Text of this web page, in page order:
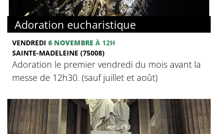
Adoration eucharistique
VENDREDI 6 NOVEMBRE À 12H
SAINTE-MADELEINE (75008)
Adoration le premier vendredi du mois avant la
messe de 12h30. (sauf juillet et août)